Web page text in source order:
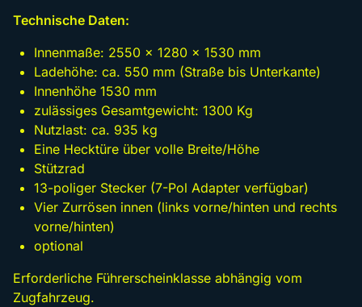
Technische Daten:
Innenmaße: 2550 x 1280 x 1530 mm
Ladehöhe: ca. 550 mm (Straße bis Unterkante)
Innenhöhe 1530 mm
zulässiges Gesamtgewicht: 1300 Kg
Nutzlast: ca. 935 kg
Eine Hecktüre über volle Breite/Höhe
Stützrad
13-poliger Stecker (7-Pol Adapter verfügbar)
Vier Zurrösen innen (links vorne/hinten und rechts
vorne/hinten)
optional
Erforderliche Führerscheinklasse abhängig vom
Zugfahrzeug.